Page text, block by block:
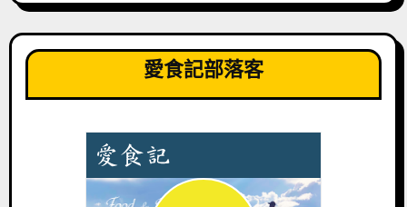
愛食記部落客